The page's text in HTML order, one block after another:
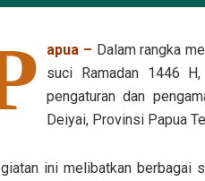
apua – Dalam rangka
suci Ramadan 1446
pengaturan dan
Deiyai, Provinsi Papua
ini melibatkan berbagai